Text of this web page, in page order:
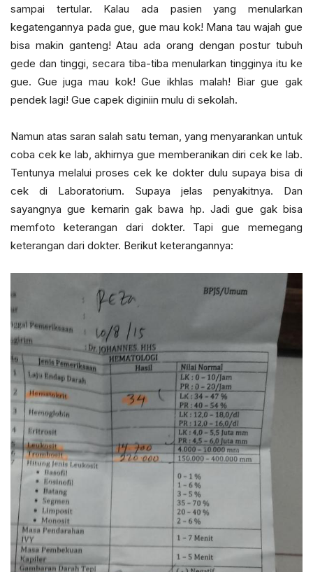
sampai tertular. Kalau ada pasien yang menularkan
kegatengannya pada gue, gue mau kok! Mana tau wajah gue
bisa makin ganteng! Atau ada orang dengan postur tubuh
gede dan tinggi, secara tiba-tiba menularkan tingginya itu ke
gue. Gue juga mau kok! Gue ikhlas malah! Biar gue gak
pendek lagi! Gue capek diginiin mulu di sekolah.
Namun atas saran salah satu teman, yang menyarankan untuk
coba cek ke lab, akhirnya gue memberanikan diri cek ke lab.
Tentunya melalui proses cek ke dokter dulu supaya bisa di
cek di Laboratorium. Supaya jelas penyakitnya. Dan
sayangnya gue kemarin gak bawa hp. Jadi gue gak bisa
memfoto keterangan dari dokter. Tapi gue memegang
keterangan dari dokter. Berikut keterangannya: